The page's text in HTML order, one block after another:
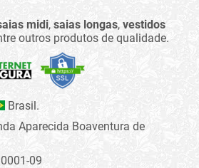
midi, saias longas, vestidos
outros produtos de qualidade.
Brasil.
Aparecida Boaventura de
09